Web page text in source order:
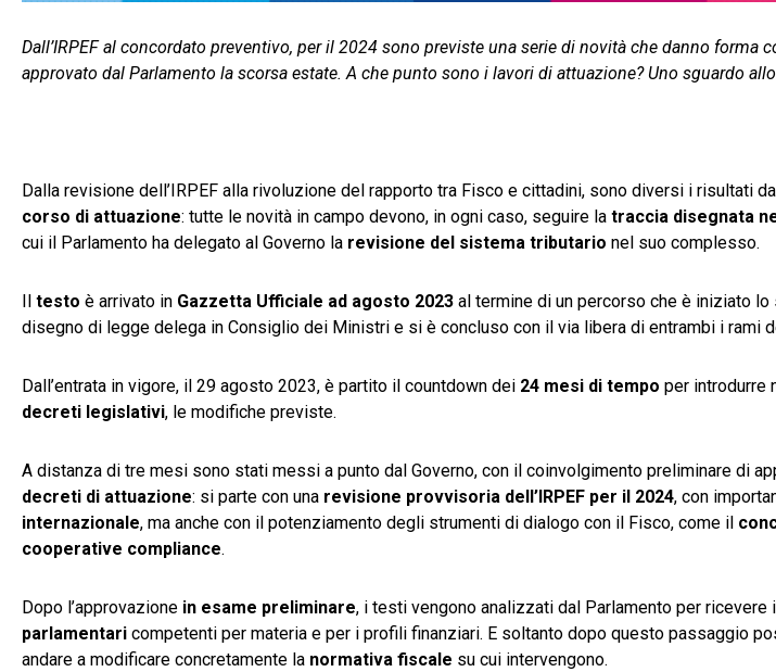
Dall’IRPEF al concordato preventivo, per il 2024 sono previste una serie di novità che danno forma
approvato dal Parlamento la scorsa estate. A che punto sono i lavori di attuazione? Uno sguardo
Dalla revisione dell’IRPEF alla rivoluzione del rapporto tra Fisco e cittadini, sono diversi i risultati
corso di attuazione: tutte le novità in campo devono, in ogni caso, seguire la traccia disegnata
cui il Parlamento ha delegato al Governo la revisione del sistema tributario nel suo complesso.
testo è arrivato in Gazzetta Ufficiale ad agosto 2023 al termine di un percorso che è iniziato lo
disegno di legge delega in Consiglio dei Ministri e si è concluso con il via libera di entrambi i rami
Dall’entrata in vigore, il 29 agosto 2023, è partito il countdown dei 24 mesi di tempo per introdurre
decreti legislativi, le modifiche previste.
A distanza di tre mesi sono stati messi a punto dal Governo, con il coinvolgimento preliminare di
decreti di attuazione: si parte con una revisione provvisoria dell’IRPEF per il 2024, con
internazionale, ma anche con il potenziamento degli strumenti di dialogo con il Fisco, come il
cooperative compliance.
Dopo l’approvazione in esame preliminare, i testi vengono analizzati dal Parlamento per ricevere i
parlamentari competenti per materia e per i profili finanziari. E soltanto dopo questo passaggio
andare a modificare concretamente la normativa fiscale su cui intervengono.